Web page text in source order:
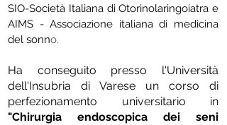
SIO-Società Italiana di Otorinolaringoiatra e
AIMS - Associazione italiana di medicina
del sonno.
Ha conseguito presso l'Università
dell'Insubria di Varese un corso di
perfezionamento universitario in
"Chirurgia endoscopica dei seni